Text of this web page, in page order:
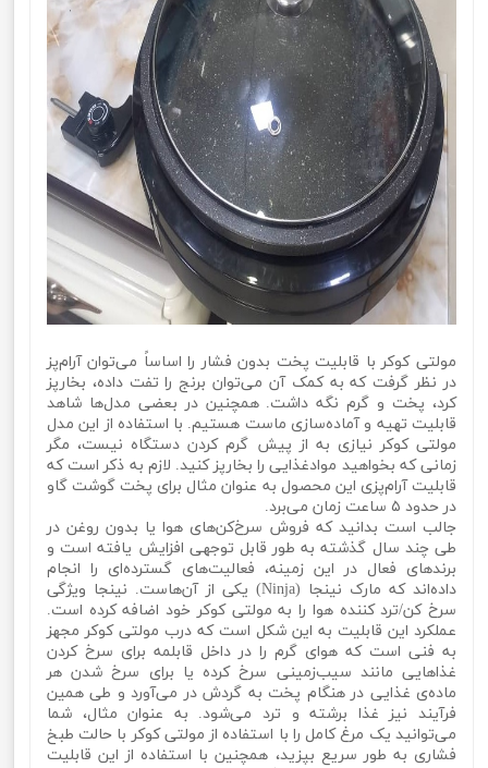
مولتی کوکر با قابلیت پخت بدون فشار را اساساً می‌توان آرام‌پز
در نظر گرفت که به کمک آن می‌توان برنج را تفت داده، بخارپز
کرد، پخت و گرم نگه داشت. همچنین در بعضی مدل‌ها شاهد
قابلیت تهیه و آماده‌سازی ماست هستیم. با استفاده از این مدل
مولتی کوکر نیازی به از پیش گرم کردن دستگاه نیست، مگر
زمانی که بخواهید موادغذایی را بخارپز کنید. لازم به ذکر است که
قابلیت آرام‌پزی این محصول به عنوان مثال برای پخت گوشت گاو
در حدود ۵ ساعت زمان می‌برد.
جالب است بدانید که فروش سرخ‌کن‌های هوا یا بدون روغن در
طی چند سال گذشته به طور قابل توجهی افزایش یافته است و
برندهای فعال در این زمینه، فعالیت‌های گسترده‌ای را انجام
داده‌اند که مارک نینجا (Ninja) یکی از آن‌هاست. نینجا ویژگی
سرخ کن/ترد کننده هوا را به مولتی کوکر خود اضافه کرده است.
عملکرد این قابلیت به این شکل است که درب مولتی کوکر مجهز
به فنی است که هوای گرم را در داخل قابلمه برای سرخ کردن
غذاهایی مانند سیب‌زمینی سرخ کرده یا برای سرخ شدن هر
ماده‌ی غذایی در هنگام پخت به گردش در می‌آورد و طی همین
فرآیند نیز غذا برشته و ترد می‌شود. به عنوان مثال، شما
می‌توانید یک مرغ کامل را با استفاده از مولتی کوکر با حالت طبخ
فشاری به طور سریع بپزید، همچنین با استفاده از این قابلیت